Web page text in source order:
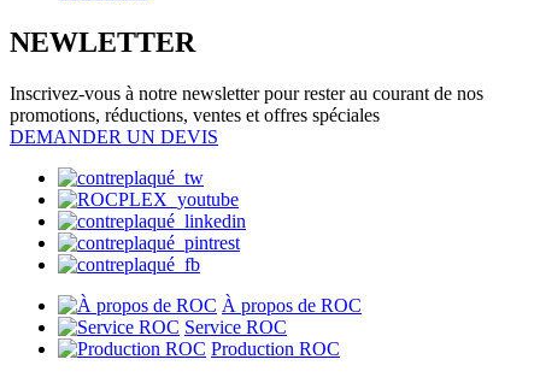
NEWLETTER
Inscrivez-vous à notre newsletter pour rester au courant de nos
promotions, réductions, ventes et offres spéciales
DEMANDER UN DEVIS
À propos de ROC
Service ROC
Production ROC